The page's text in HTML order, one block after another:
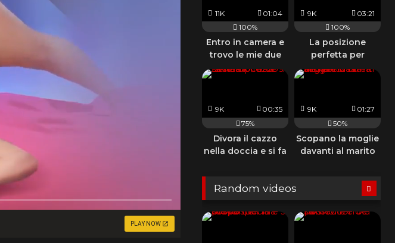
PLAY NOW
11K
01:04
100%
Entro in camera e
trovo le mie due
amiche così
9K
03:21
100%
La posizione
perfetta per
prenderlo in culo
9K
00:35
75%
Divora il cazzo
nella doccia e si fa
9K
01:27
50%
Scopano la moglie
davanti al marito
Random videos